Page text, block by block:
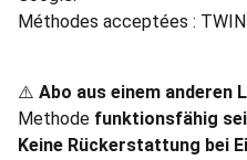
Méthodes acceptées :
⚠️ Abo aus einem anderen
Methode funktionsfähig
Keine Rückerstattung bei